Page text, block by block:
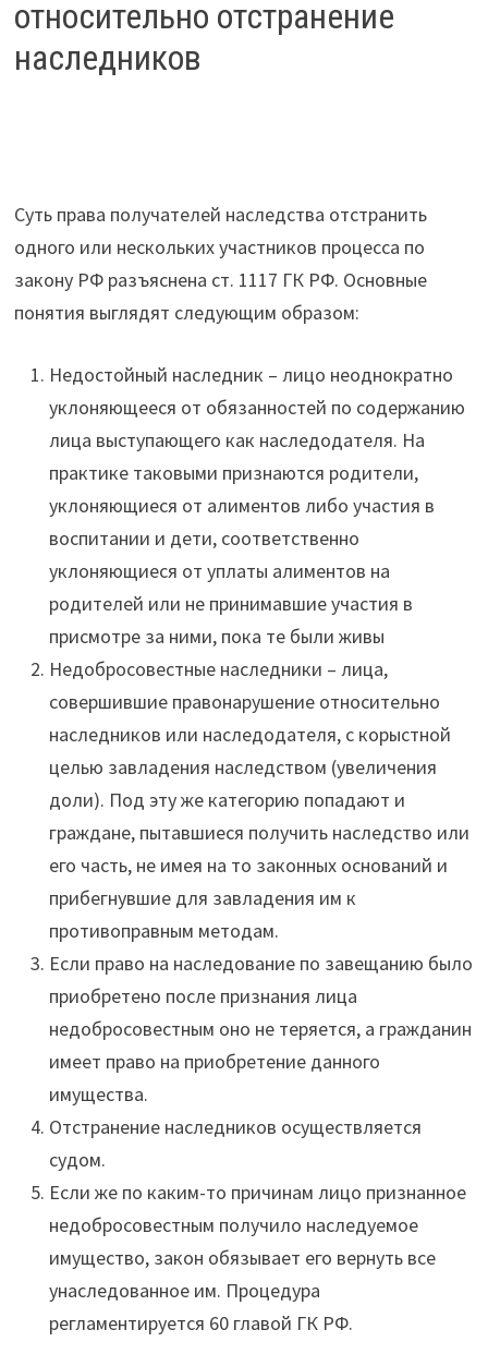
относительно отстранение
наследников
Суть права получателей наследства отстранить
одного или нескольких участников процесса по
закону РФ разъяснена ст. 1117 ГК РФ. Основные
понятия выглядят следующим образом:
Недостойный наследник – лицо неоднократно
уклоняющееся от обязанностей по содержанию
лица выступающего как наследодателя. На
практике таковыми признаются родители,
уклоняющиеся от алиментов либо участия в
воспитании и дети, соответственно
уклоняющиеся от уплаты алиментов на
родителей или не принимавшие участия в
присмотре за ними, пока те были живы
Недобросовестные наследники – лица,
совершившие правонарушение относительно
наследников или наследодателя, с корыстной
целью завладения наследством (увеличения
доли). Под эту же категорию попадают и
граждане, пытавшиеся получить наследство или
его часть, не имея на то законных оснований и
прибегнувшие для завладения им к
противоправным методам.
Если право на наследование по завещанию было
приобретено после признания лица
недобросовестным оно не теряется, а гражданин
имеет право на приобретение данного
имущества.
Отстранение наследников осуществляется
судом.
Если же по каким-то причинам лицо признанное
недобросовестным получило наследуемое
имущество, закон обязывает его вернуть все
унаследованное им. Процедура
регламентируется 60 главой ГК РФ.